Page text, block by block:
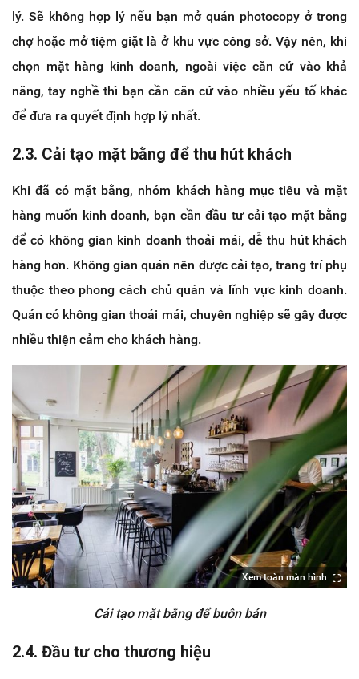
lý. Sẽ không hợp lý nếu bạn mở quán photocopy ở trong
chợ hoặc mở tiệm giặt là ở khu vực công sở. Vậy nên, khi
chọn mặt hàng kinh doanh, ngoài việc căn cứ vào khả
năng, tay nghề thì bạn cần căn cứ vào nhiều yếu tố khác
để đưa ra quyết định hợp lý nhất.
2.3. Cải tạo mặt bằng để thu hút khách
Khi đã có mặt bằng, nhóm khách hàng mục tiêu và mặt
hàng muốn kinh doanh, bạn cần đầu tư cải tạo mặt bằng
để có không gian kinh doanh thoải mái, dễ thu hút khách
hàng hơn. Không gian quán nên được cải tạo, trang trí phụ
thuộc theo phong cách chủ quán và lĩnh vực kinh doanh.
Quán có không gian thoải mái, chuyên nghiệp sẽ gây được
nhiều thiện cảm cho khách hàng.
Xem toàn màn hình
Cải tạo mặt bằng để buôn bán
2.4. Đầu tư cho thương hiệu